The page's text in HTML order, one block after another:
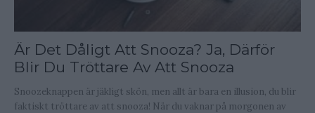
Är Det Dåligt Att Snooza? Ja, Därför
Blir Du Tröttare Av Att Snooza
Snoozeknappen är jäkligt skön, men allt är bara en illusion, du blir
faktiskt tröttare av att snooza! När du vaknar på morgonen av